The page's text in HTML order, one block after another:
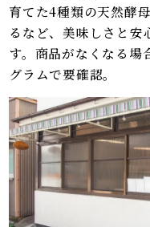
育てた4種類の天然酵
るなど、美味しさと安
す。商品がなくなる場
グラムで要確認。